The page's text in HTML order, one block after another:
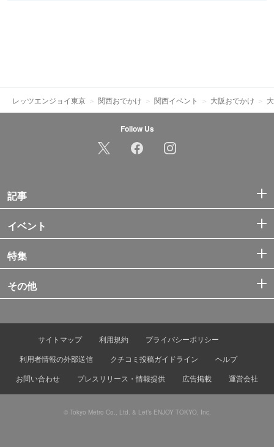
レッツエンジョイ東京 関西おでかけ 関西イベント 大阪おでかけ
Follow Us
記事
イベント
特集
その他
サイトマップ 利用規約
プライバシーポリシー
利用者情報の外部送信
クチコミ投稿ガイドライン
ヘルプ
お問い合わせ
プレスリリース・情報提供 広告掲載 運営会社
© Tokyo Metro Co., Ltd. & Let’s ENJOY TOKYO, Inc.